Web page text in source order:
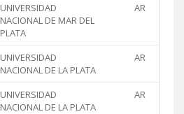
UNIVERSIDAD
NACIONAL DE MAR DEL
PLATA
AR
UNIVERSIDAD
NACIONAL DE LA PLATA
AR
UNIVERSIDAD
NACIONAL DE LA PLATA
AR